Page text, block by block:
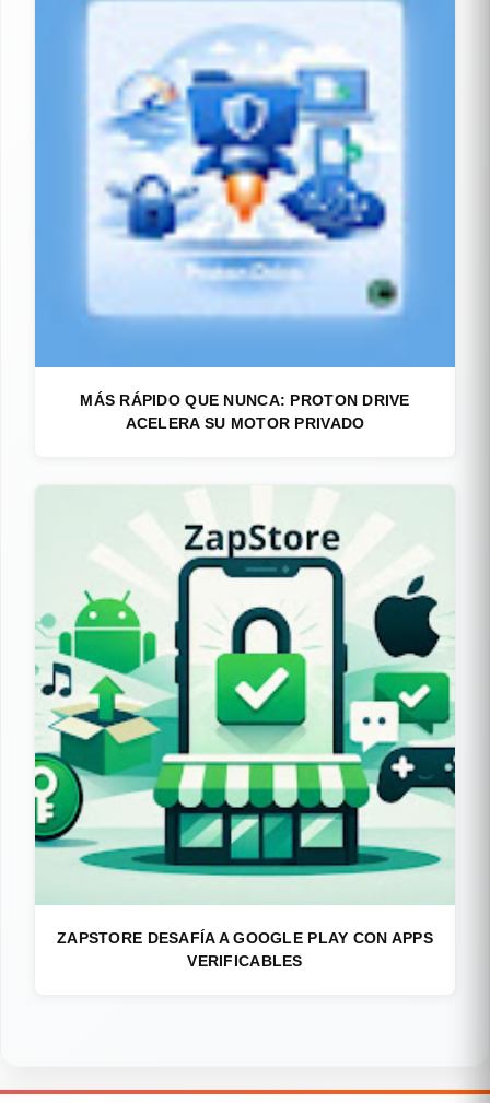
MÁS RÁPIDO QUE NUNCA: PROTON DRIVE
ACELERA SU MOTOR PRIVADO
ZAPSTORE DESAFÍA A GOOGLE PLAY CON APPS
VERIFICABLES